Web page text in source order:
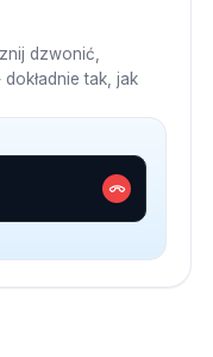
dzwonić,
tak, jak